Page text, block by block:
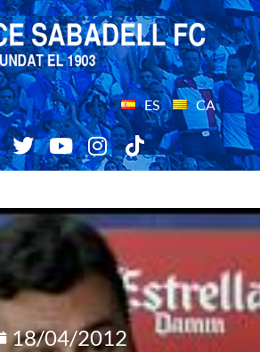
ES CA
18/04/2012